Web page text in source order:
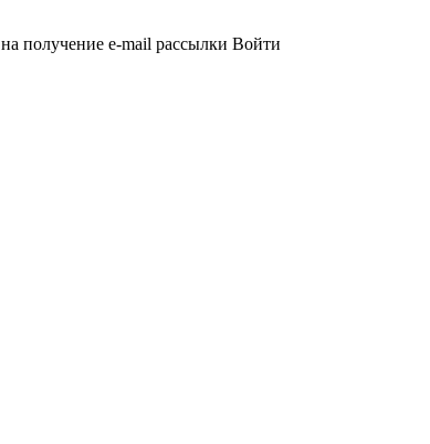
на получение e-mail рассылки Войти